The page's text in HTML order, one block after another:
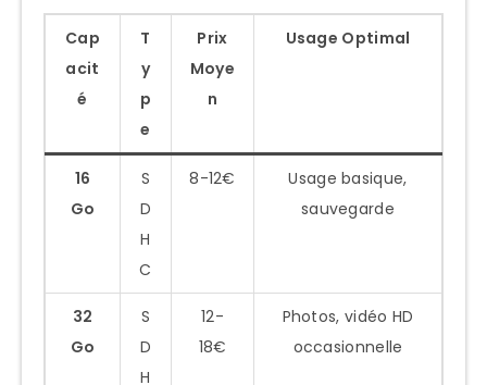
Cap
acit
é
T
y
p
e
Prix
Moye
n
Usage Optimal
16
Go
S
D
H
C
8-12€
Usage basique,
sauvegarde
32
Go
S
D
H
12-
18€
Photos, vidéo HD
occasionnelle